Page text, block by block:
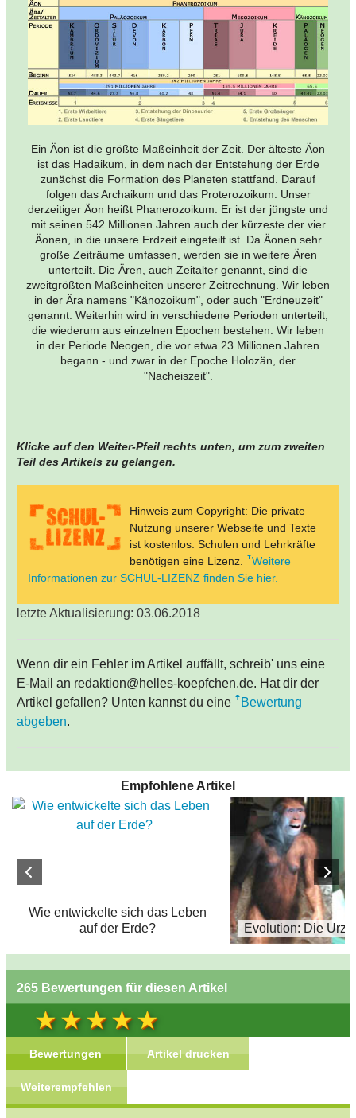
Ein Äon ist die größte Maßeinheit der Zeit. Der älteste Äon
ist das Hadaikum, in dem nach der Entstehung der Erde
zunächst die Formation des Planeten stattfand. Darauf
folgen das Archaikum und das Proterozoikum. Unser
derzeitiger Äon heißt Phanerozoikum. Er ist der jüngste und
mit seinen 542 Millionen Jahren auch der kürzeste der vier
Äonen, in die unsere Erdzeit eingeteilt ist. Da Äonen sehr
große Zeiträume umfassen, werden sie in weitere Ären
unterteilt. Die Ären, auch Zeitalter genannt, sind die
zweitgrößten Maßeinheiten unserer Zeitrechnung. Wir leben
in der Ära namens "Känozoikum", oder auch "Erdneuzeit"
genannt. Weiterhin wird in verschiedene Perioden unterteilt,
die wiederum aus einzelnen Epochen bestehen. Wir leben
in der Periode Neogen, die vor etwa 23 Millionen Jahren
begann - und zwar in der Epoche Holozän, der
"Nacheiszeit".
Klicke auf den Weiter-Pfeil rechts unten, um zum zweiten
Teil des Artikels zu gelangen.
Hinweis zum Copyright: Die private
Nutzung unserer Webseite und Texte
ist kostenlos. Schulen und Lehrkräfte
benötigen eine Lizenz.
Weitere
Informationen zur SCHUL-LIZENZ finden Sie hier.
letzte Aktualisierung: 03.06.2018
Wenn dir ein Fehler im Artikel auffällt, schreib' uns eine
E-Mail an redaktion@helles-koepfchen.de. Hat dir der
Artikel gefallen? Unten kannst du eine
Bewertung
abgeben.
Empfohlene Artikel
Wie entwickelte sich das Leben
auf der Erde?
Evolution: Die
265 Bewertungen für diesen Artikel
Bewertungen Artikel drucken
Weiterempfehlen